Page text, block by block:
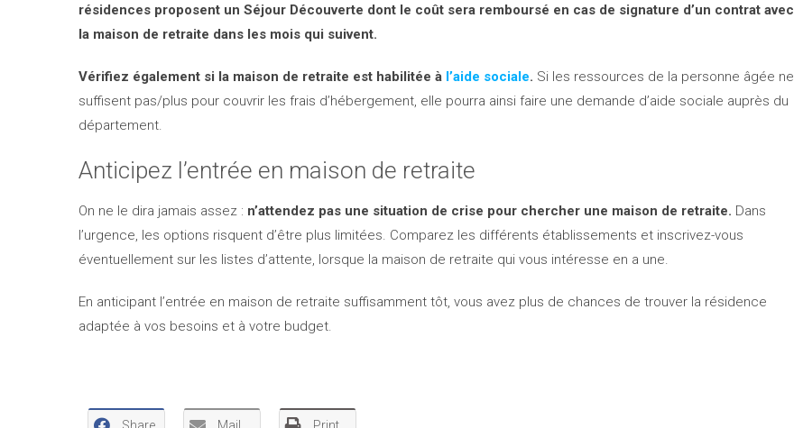
résidences proposent un Séjour Découverte dont le coût sera remboursé en cas de signature d’un contrat avec
la maison de retraite dans les mois qui suivent.
Vérifiez également si la maison de retraite est habilitée à l’aide sociale. Si les ressources de la personne âgée ne
suffisent pas/plus pour couvrir les frais d’hébergement, elle pourra ainsi faire une demande d’aide sociale auprès du
département.
Anticipez l’entrée en maison de retraite
On ne le dira jamais assez : n’attendez pas une situation de crise pour chercher une maison de retraite. Dans
l’urgence, les options risquent d’être plus limitées. Comparez les différents établissements et inscrivez-vous
éventuellement sur les listes d’attente, lorsque la maison de retraite qui vous intéresse en a une.
En anticipant l’entrée en maison de retraite suffisamment tôt, vous avez plus de chances de trouver la résidence
adaptée à vos besoins et à votre budget.